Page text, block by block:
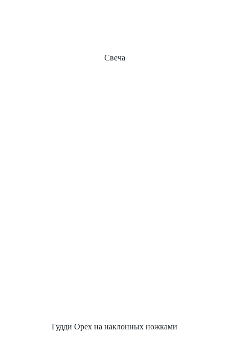
Свеча
Гудди Орех на наклонных ножками